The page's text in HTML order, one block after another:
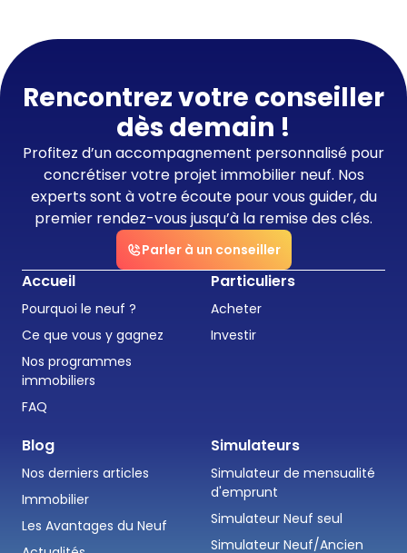
Rencontrez votre conseiller
dès demain !
Profitez d’un accompagnement personnalisé pour
concrétiser votre projet immobilier neuf. Nos
experts sont à votre écoute pour vous guider, du
premier rendez-vous jusqu’à la remise des clés.
Parler à un conseiller
Accueil
Pourquoi le neuf ?
Ce que vous y gagnez
Nos programmes
immobiliers
FAQ
Particuliers
Acheter
Investir
Blog
Nos derniers articles
Immobilier
Les Avantages du Neuf
Simulateurs
Simulateur de mensualité
d'emprunt
Simulateur Neuf seul
Simulateur Neuf/Ancien